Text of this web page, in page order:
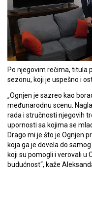
Po njegovim rečima, titula
sezonu, koji je uspešno i
„Ognjen je sazreo kao
međunarodnu scenu.
rada i stručnosti njegovih
upornosti sa kojima se
Drago mi je što je Ognjen
koja ga je dovela do
koji su pomogli i verovali u
budućnost“, kaže